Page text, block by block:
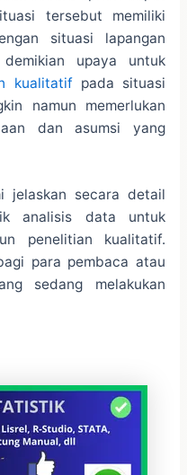
tersebut memiliki
situasi lapangan
upaya untuk
kualitatifpada situasi
namun memerlukan
dan asumsi yang
jelaskan secara detail
analisis data untuk
penelitian kualitatif.
para pembaca atau
sedang melakukan